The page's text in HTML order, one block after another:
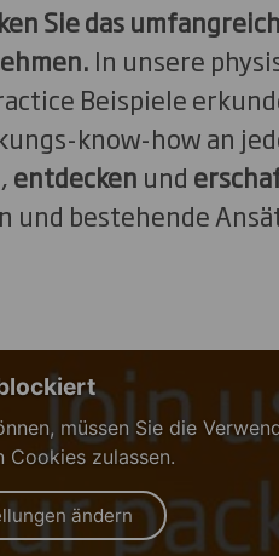
Sie das
In unsere
Beispiele
know-how an
,entdecken und
und bestehende
müssen Sie die
zulassen.
ändern